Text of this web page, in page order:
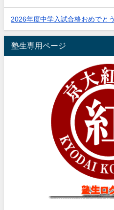
2026年度中学入試合格おめでとう
塾生専用ページ